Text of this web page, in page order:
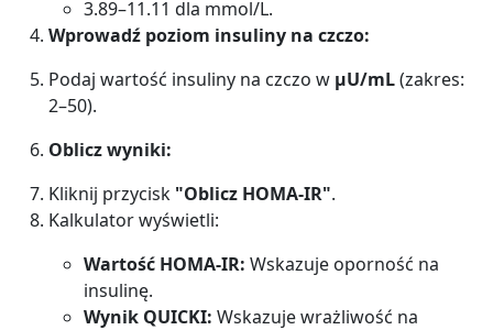
3.89–11.11 dla mmol/L.
Wprowadź poziom insuliny na czczo:
Podaj wartość insuliny na czczo w μU/mL(zakres:
2–50).
Oblicz wyniki:
Kliknij przycisk "Oblicz HOMA-IR".
Kalkulator wyświetli:
Wartość HOMA-IR: Wskazuje oporność na
insulinę.
Wynik QUICKI: Wskazuje wrażliwość na